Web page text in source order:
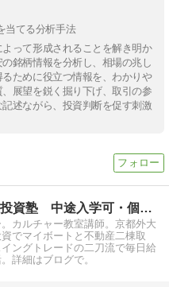
当てる分析手法
って形成されることを解き明か
銘柄情報を分析し、相場の兆し
ために役立つ情報を、わかりや
展望を鋭く掘り下げ、取引の参
述ながら、投資判断を促す刺激
青森市 栄町株式投資塾 中途入学可・個人指導可
カルチャー教室講師。京都外大
でマイボートと不動産二棟取
ングトレードの二刀流で毎日給
詳細はブログで。